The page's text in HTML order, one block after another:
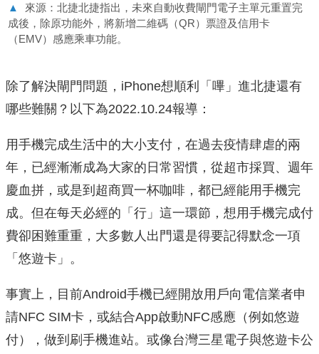
▲
來源：北捷北捷指出，未來自動收費閘門電子主單元重置完
成後，除原功能外，將新增二維碼（QR）票證及信用卡
（EMV）感應乘車功能。
除了解決閘門問題，iPhone想順利「嗶」進北捷還有
哪些難關？以下為2022.10.24報導：
用手機完成生活中的大小支付，在過去疫情肆虐的兩
年，已經漸漸成為大家的日常習慣，從超市採買、週年
慶血拼，或是到超商買一杯咖啡，都已經能用手機完
成。但在每天必經的「行」這一環節，想用手機完成付
費卻困難重重，大多數人出門還是得要記得默念一項
「悠遊卡」。
事實上，目前Android手機已經開放用戶向電信業者申
請NFC SIM卡，或結合App啟動NFC感應（例如悠遊
付），做到刷手機進站。或像台灣三星電子與悠遊卡公